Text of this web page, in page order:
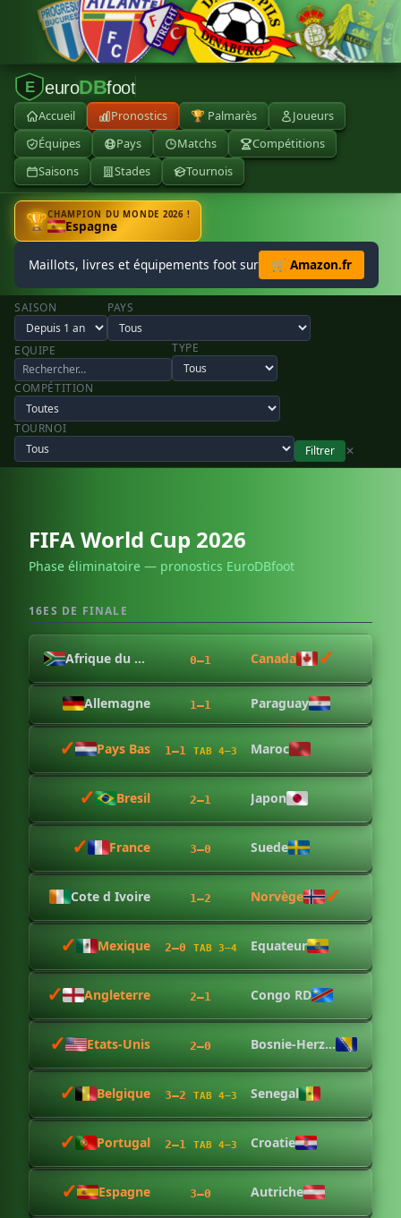
E euroDBfoot
Accueil Pronostics 🏆 Palmarès
Joueurs
Équipes
Pays Matchs
Compétitions
Saisons
Stades Tournois
🏆CHAMPION DU MONDE 2026 !
Espagne
Maillots, livres et équipements foot sur 🛒 Amazon.fr
SAISON PAYS
EQUIPE TYPE
COMPÉTITION
TOURNOI
Filtrer
✕
FIFA World Cup 2026
Phase éliminatoire — pronostics EuroDBfoot
16ES DE FINALE
Afrique du Sud 0–1 Canada ✓︎
Allemagne 1–1 Paraguay
✓︎ Pays Bas 1–1 TAB 4–3 Maroc
✓︎ Bresil 2–1 Japon
✓︎ France 3–0 Suede
Cote d Ivoire 1–2 Norvège ✓︎
✓︎ Mexique 2–0 TAB 3–4 Equateur
✓︎ Angleterre 2–1 Congo RD
✓︎ Etats-Unis 2–0 Bosnie-Herzégovine
✓︎ Belgique 3–2 TAB 4–3 Senegal
✓︎ Portugal 2–1 TAB 4–3 Croatie
✓︎ Espagne 3–0 Autriche